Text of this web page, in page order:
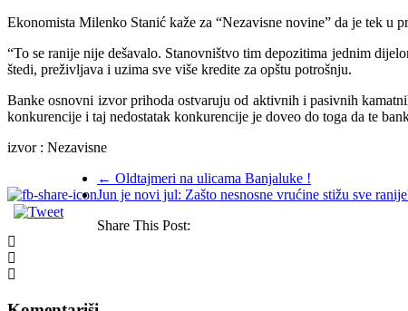
Ekonomista Milenko Stanić kaže za “Nezavisne novine” da je tek u
“To se ranije nije dešavalo. Stanovništvo tim depozitima jednim
štedi, preživljava i uzima sve više kredite za opštu potrošnju.
Banke osnovni izvor prihoda ostvaruju od aktivnih i pasivnih
konkurencije i taj nedostatak konkurencije je doveo do toga da te
izvor : Nezavisne
← Oldtajmeri na ulicama Banjaluke !
Jun je novi jul: Zašto nesnosne vrućine stižu sve
Share This Post: